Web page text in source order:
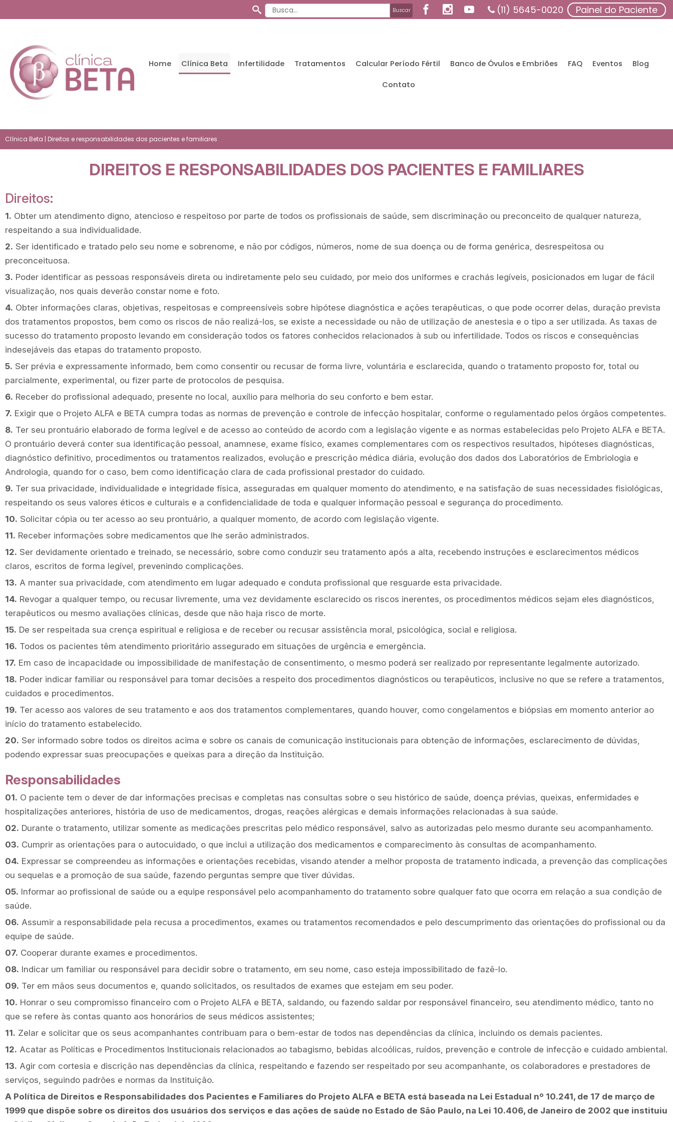
(11) 5645-0020 Painel do Paciente
Home Clínica Beta Infertilidade Tratamentos Calcular Período Fértil Banco de Óvulos e Embriões FAQ Eventos Blog
Contato
Clínica Beta | Direitos e responsabilidades dos pacientes e familiares
DIREITOS E RESPONSABILIDADES DOS PACIENTES E FAMILIARES
Direitos:
1. Obter um atendimento digno, atencioso e respeitoso por parte de todos os profissionais de saúde, sem discriminação ou preconceito de qualquer natureza,
respeitando a sua individualidade.
2. Ser identificado e tratado pelo seu nome e sobrenome, e não por códigos, números, nome de sua doença ou de forma genérica, desrespeitosa ou
preconceituosa.
3. Poder identificar as pessoas responsáveis direta ou indiretamente pelo seu cuidado, por meio dos uniformes e crachás legíveis, posicionados em lugar de fácil
visualização, nos quais deverão constar nome e foto.
4. Obter informações claras, objetivas, respeitosas e compreensíveis sobre hipótese diagnóstica e ações terapêuticas, o que pode ocorrer delas, duração prevista
dos tratamentos propostos, bem como os riscos de não realizá-los, se existe a necessidade ou não de utilização de anestesia e o tipo a ser utilizada. As taxas de
sucesso do tratamento proposto levando em consideração todos os fatores conhecidos relacionados à sub ou infertilidade. Todos os riscos e consequências
indesejáveis das etapas do tratamento proposto.
5. Ser prévia e expressamente informado, bem como consentir ou recusar de forma livre, voluntária e esclarecida, quando o tratamento proposto for, total ou
parcialmente, experimental, ou fizer parte de protocolos de pesquisa.
6. Receber do profissional adequado, presente no local, auxílio para melhoria do seu conforto e bem estar.
7. Exigir que o Projeto ALFA e BETA cumpra todas as normas de prevenção e controle de infecção hospitalar, conforme o regulamentado pelos órgãos competentes.
8. Ter seu prontuário elaborado de forma legível e de acesso ao conteúdo de acordo com a legislação vigente e as normas estabelecidas pelo Projeto ALFA e BETA.
O prontuário deverá conter sua identificação pessoal, anamnese, exame físico, exames complementares com os respectivos resultados, hipóteses diagnósticas,
diagnóstico definitivo, procedimentos ou tratamentos realizados, evolução e prescrição médica diária, evolução dos dados dos Laboratórios de Embriologia e
Andrologia, quando for o caso, bem como identificação clara de cada profissional prestador do cuidado.
9. Ter sua privacidade, individualidade e integridade física, asseguradas em qualquer momento do atendimento, e na satisfação de suas necessidades fisiológicas,
respeitando os seus valores éticos e culturais e a confidencialidade de toda e qualquer informação pessoal e segurança do procedimento.
10. Solicitar cópia ou ter acesso ao seu prontuário, a qualquer momento, de acordo com legislação vigente.
11. Receber informações sobre medicamentos que lhe serão administrados.
12. Ser devidamente orientado e treinado, se necessário, sobre como conduzir seu tratamento após a alta, recebendo instruções e esclarecimentos médicos
claros, escritos de forma legível, prevenindo complicações.
13. A manter sua privacidade, com atendimento em lugar adequado e conduta profissional que resguarde esta privacidade.
14. Revogar a qualquer tempo, ou recusar livremente, uma vez devidamente esclarecido os riscos inerentes, os procedimentos médicos sejam eles diagnósticos,
terapêuticos ou mesmo avaliações clínicas, desde que não haja risco de morte.
15. De ser respeitada sua crença espiritual e religiosa e de receber ou recusar assistência moral, psicológica, social e religiosa.
16. Todos os pacientes têm atendimento prioritário assegurado em situações de urgência e emergência.
17. Em caso de incapacidade ou impossibilidade de manifestação de consentimento, o mesmo poderá ser realizado por representante legalmente autorizado.
18. Poder indicar familiar ou responsável para tomar decisões a respeito dos procedimentos diagnósticos ou terapêuticos, inclusive no que se refere a tratamentos,
cuidados e procedimentos.
19. Ter acesso aos valores de seu tratamento e aos dos tratamentos complementares, quando houver, como congelamentos e biópsias em momento anterior ao
início do tratamento estabelecido.
20. Ser informado sobre todos os direitos acima e sobre os canais de comunicação institucionais para obtenção de informações, esclarecimento de dúvidas,
podendo expressar suas preocupações e queixas para a direção da Instituição.
Responsabilidades
01. O paciente tem o dever de dar informações precisas e completas nas consultas sobre o seu histórico de saúde, doença prévias, queixas, enfermidades e
hospitalizações anteriores, história de uso de medicamentos, drogas, reações alérgicas e demais informações relacionadas à sua saúde.
02. Durante o tratamento, utilizar somente as medicações prescritas pelo médico responsável, salvo as autorizadas pelo mesmo durante seu acompanhamento.
03. Cumprir as orientações para o autocuidado, o que inclui a utilização dos medicamentos e comparecimento às consultas de acompanhamento.
04. Expressar se compreendeu as informações e orientações recebidas, visando atender a melhor proposta de tratamento indicada, a prevenção das complicações
ou sequelas e a promoção de sua saúde, fazendo perguntas sempre que tiver dúvidas.
05. Informar ao profissional de saúde ou a equipe responsável pelo acompanhamento do tratamento sobre qualquer fato que ocorra em relação a sua condição de
saúde.
06. Assumir a responsabilidade pela recusa a procedimentos, exames ou tratamentos recomendados e pelo descumprimento das orientações do profissional ou da
equipe de saúde.
07. Cooperar durante exames e procedimentos.
08. Indicar um familiar ou responsável para decidir sobre o tratamento, em seu nome, caso esteja impossibilitado de fazê-lo.
09. Ter em mãos seus documentos e, quando solicitados, os resultados de exames que estejam em seu poder.
10. Honrar o seu compromisso financeiro com o Projeto ALFA e BETA, saldando, ou fazendo saldar por responsável financeiro, seu atendimento médico, tanto no
que se refere às contas quanto aos honorários de seus médicos assistentes;
11. Zelar e solicitar que os seus acompanhantes contribuam para o bem-estar de todos nas dependências da clínica, incluindo os demais pacientes.
12. Acatar as Políticas e Procedimentos Institucionais relacionados ao tabagismo, bebidas alcoólicas, ruídos, prevenção e controle de infecção e cuidado ambiental.
13. Agir com cortesia e discrição nas dependências da clínica, respeitando e fazendo ser respeitado por seu acompanhante, os colaboradores e prestadores de
serviços, seguindo padrões e normas da Instituição.
A Política de Direitos e Responsabilidades dos Pacientes e Familiares do Projeto ALFA e BETA está baseada na Lei Estadual nº 10.241, de 17 de março de
1999 que dispõe sobre os direitos dos usuários dos serviços e das ações de saúde no Estado de São Paulo, na Lei 10.406, de Janeiro de 2002 que instituiu